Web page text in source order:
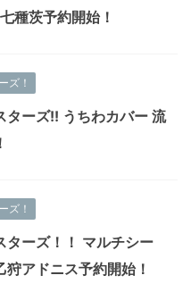
種茨予約開始！
ズ！
ターズ!! うちわカバー 流
ズ！
ターズ！！ マルチシー
狩アドニス予約開始！